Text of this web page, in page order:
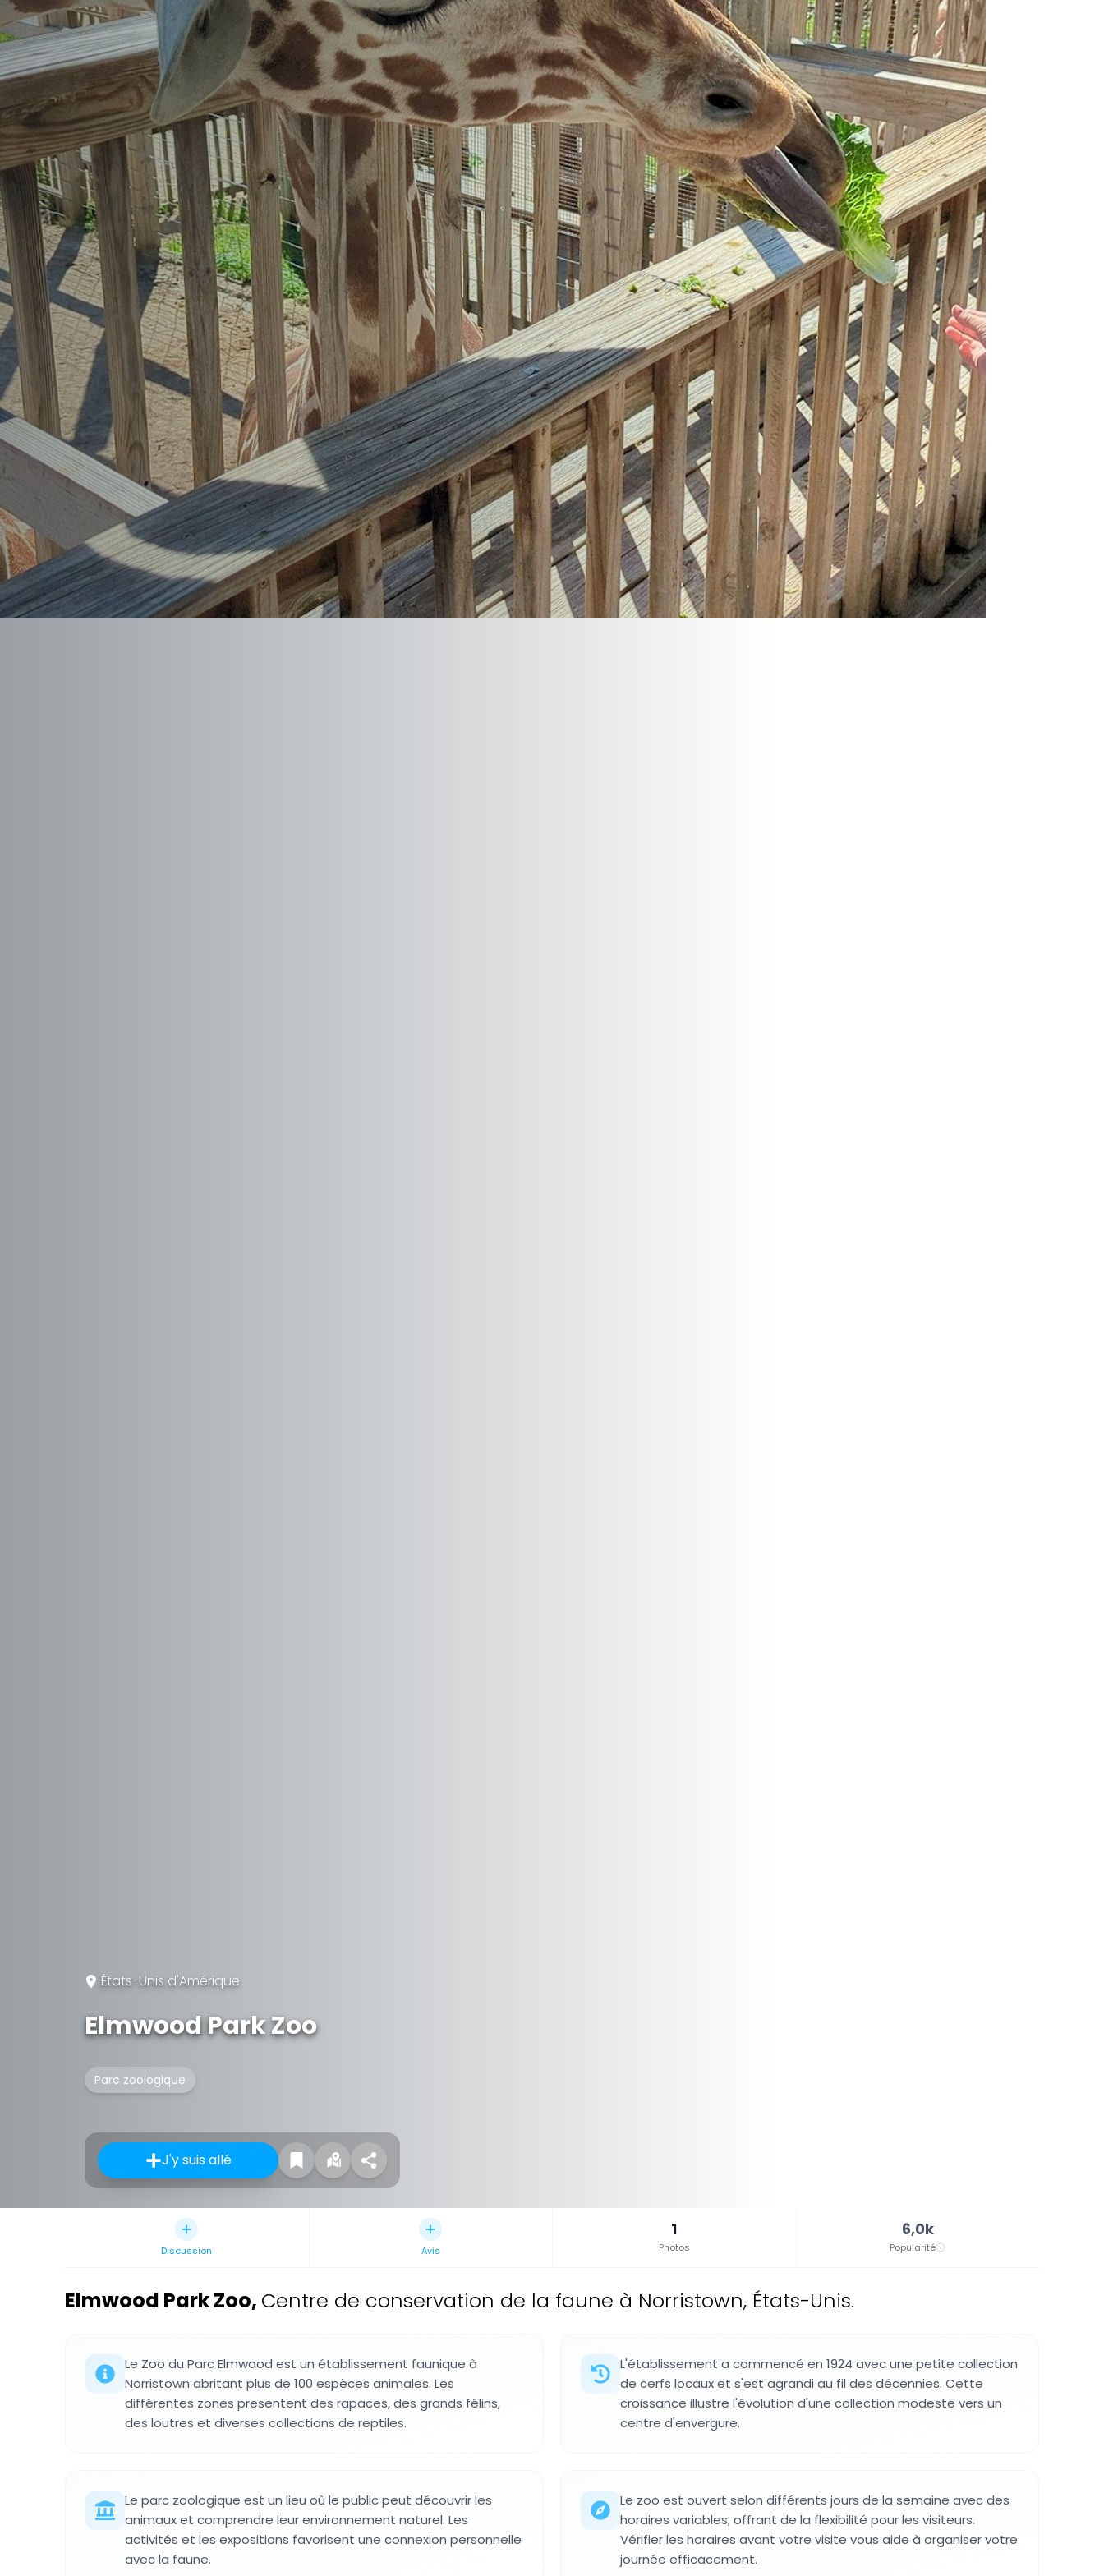
États-Unis d'Amérique
Elmwood Park Zoo
Parc zoologique
J'y suis allé
Discussion Avis
1
Photos
6,0k
Popularité
Elmwood Park Zoo, Centre de conservation de la faune à Norristown, États-Unis.
Le Zoo du Parc Elmwood est un établissement faunique à
Norristown abritant plus de 100 espèces animales. Les
différentes zones presentent des rapaces, des grands félins,
des loutres et diverses collections de reptiles.
L'établissement a commencé en 1924 avec une petite collection
de cerfs locaux et s'est agrandi au fil des décennies. Cette
croissance illustre l'évolution d'une collection modeste vers un
centre d'envergure.
Le parc zoologique est un lieu où le public peut découvrir les
animaux et comprendre leur environnement naturel. Les
activités et les expositions favorisent une connexion personnelle
avec la faune.
Le zoo est ouvert selon différents jours de la semaine avec des
horaires variables, offrant de la flexibilité pour les visiteurs.
Vérifier les horaires avant votre visite vous aide à organiser votre
journée efficacement.